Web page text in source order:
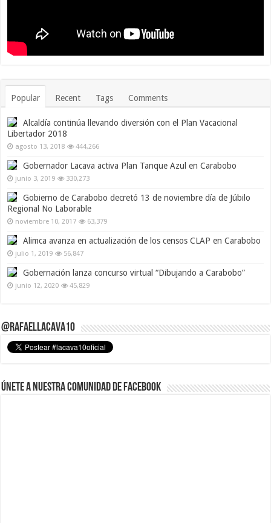
Popular Recent Tags Comments
Alcaldía continúa llevando diversión con el Plan Vacacional
Libertador 2018
agosto 13, 2018 444,266
Gobernador Lacava activa Plan Tanque Azul en Carabobo
junio 3, 2019 330,273
Gobierno de Carabobo decretó 13 de noviembre día de Júbilo
Regional No Laborable
noviembre 10, 2017 63,379
Alimca avanza en actualización de los censos CLAP en Carabobo
julio 1, 2019 56,847
Gobernación lanza concurso virtual “Dibujando a Carabobo”
junio 12, 2020 45,829
@RafaelLacava10
Únete a nuestra comunidad de Facebook